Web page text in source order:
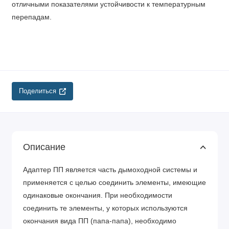
отличными показателями устойчивости к температурным
перепадам.
Поделиться
Описание
Адаптер ПП является часть дымоходной системы и
применяется с целью соединить элементы, имеющие
одинаковые окончания. При необходимости
соединить те элементы, у которых используются
окончания вида ПП (папа-папа), необходимо